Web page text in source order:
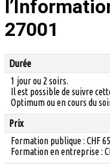
27001
Durée
1 jour ou 2 soirs.
Il est possible de suivre
Optimum ou en cours du
Prix
Formation publique : CHF
Formation en entreprise :